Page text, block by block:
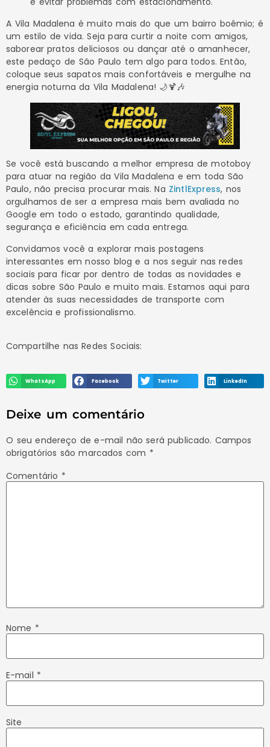
A Vila Madalena é muito mais do que um bairro boêmio; é
um estilo de vida. Seja para curtir a noite com amigos,
saborear pratos deliciosos ou dançar até o amanhecer,
este pedaço de São Paulo tem algo para todos. Então,
coloque seus sapatos mais confortáveis e mergulhe na
energia noturna da Vila Madalena! 🌙🍹🎶
Se você está buscando a melhor empresa de motoboy
para atuar na região da Vila Madalena e em toda São
Paulo, não precisa procurar mais. Na ZintlExpress, nos
orgulhamos de ser a empresa mais bem avaliada no
Google em todo o estado, garantindo qualidade,
segurança e eficiência em cada entrega.
Convidamos você a explorar mais postagens
interessantes em nosso blog e a nos seguir nas redes
sociais para ficar por dentro de todas as novidades e
dicas sobre São Paulo e muito mais. Estamos aqui para
atender às suas necessidades de transporte com
excelência e profissionalismo.
Compartilhe nas Redes Sociais:
WhatsApp Facebook Twitter LinkedIn
Deixe um comentário
O seu endereço de e-mail não será publicado. Campos
obrigatórios são marcados com *
Comentário *
Nome *
E-mail *
Site